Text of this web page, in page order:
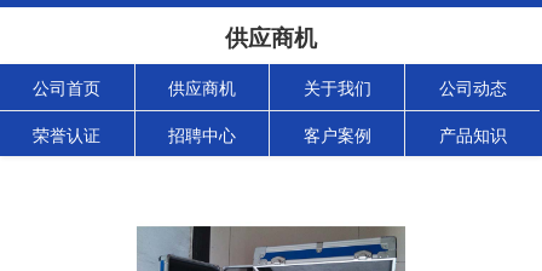
供应商机
公司首页 供应商机 关于我们 公司动态
荣誉认证 招聘中心 客户案例 产品知识